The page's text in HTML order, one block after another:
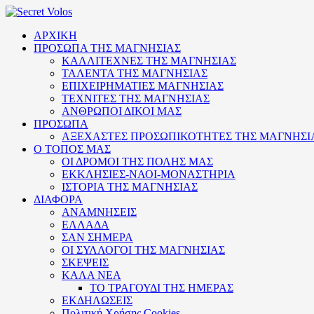
ΑΡΧΙΚΗ
ΠΡΟΣΩΠΑ ΤΗΣ ΜΑΓΝΗΣΙΑΣ
ΚΑΛΛΙΤΕΧΝΕΣ ΤΗΣ ΜΑΓΝΗΣΙΑΣ
ΤΑΛΕΝΤΑ ΤΗΣ ΜΑΓΝΗΣΙΑΣ
ΕΠΙΧΕΙΡΗΜΑΤΙΕΣ ΜΑΓΝΗΣΙΑΣ
ΤΕΧΝΙΤΕΣ ΤΗΣ ΜΑΓΝΗΣΙΑΣ
ΑΝΘΡΩΠΟΙ ΔΙΚΟΙ ΜΑΣ
ΠΡΟΣΩΠΑ
ΑΞΕΧΑΣΤΕΣ ΠΡΟΣΩΠΙΚΟΤΗΤΕΣ ΤΗΣ
Ο ΤΟΠΟΣ ΜΑΣ
ΟΙ ΔΡΟΜΟΙ ΤΗΣ ΠΟΛΗΣ ΜΑΣ
ΕΚΚΛΗΣΙΕΣ-ΝΑΟΙ-ΜΟΝΑΣΤΗΡΙΑ
ΙΣΤΟΡΙΑ ΤΗΣ ΜΑΓΝΗΣΙΑΣ
ΔΙΑΦΟΡΑ
ΑΝΑΜΝΗΣΕΙΣ
ΕΛΛΑΔΑ
ΣΑΝ ΣΗΜΕΡΑ
ΟΙ ΣΥΛΛΟΓΟΙ ΤΗΣ ΜΑΓΝΗΣΙΑΣ
ΣΚΕΨΕΙΣ
ΚΑΛΑ ΝΕΑ
ΤΟ ΤΡΑΓΟΥΔΙ ΤΗΣ ΗΜΕΡΑΣ
ΕΚΔΗΛΩΣΕΙΣ